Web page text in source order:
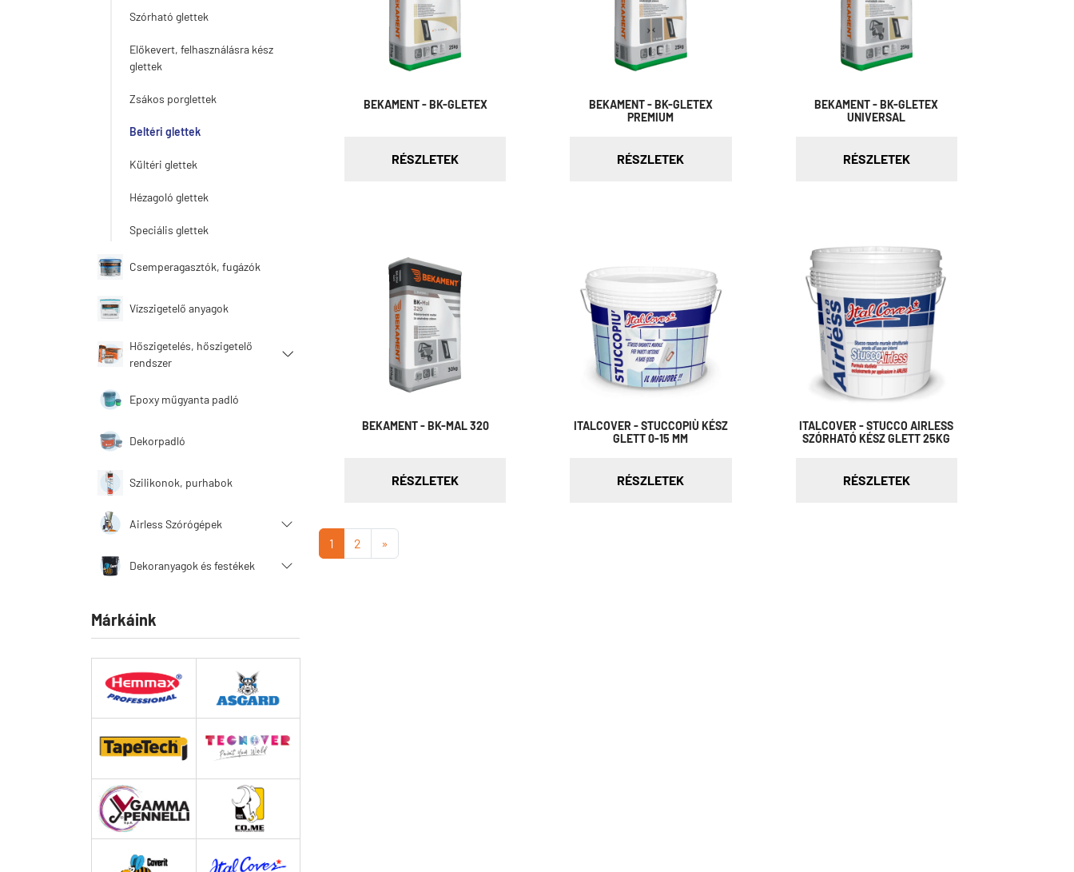
Szórható glettek
Előkevert, felhasználásra kész
glettek
Zsákos porglettek
Beltéri glettek
Kültéri glettek
Hézagoló glettek
Speciális glettek
Csemperagasztók, fugázók
Vízszigetelő anyagok
Hőszigetelés, hőszigetelő
rendszer
Epoxy műgyanta padló
Dekorpadló
Szilikonok, purhabok
Airless Szórógépek
Dekoranyagok és festékek
Márkáink
BEKAMENT - BK-GLETEX
RÉSZLETEK
BEKAMENT - BK-GLETEX
PREMIUM
RÉSZLETEK
BEKAMENT - BK-GLETEX
UNIVERSAL
RÉSZLETEK
BEKAMENT - BK-MAL 320
RÉSZLETEK
ITALCOVER - STUCCOPIÙ KÉSZ
GLETT 0-15 MM
RÉSZLETEK
ITALCOVER - STUCCO AIRLESS
SZÓRHATÓ KÉSZ GLETT 25KG
RÉSZLETEK
1 2 »